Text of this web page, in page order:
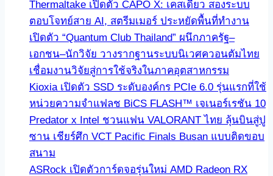
Thermaltake เปิดตัว CAPO X: เคสเดียว สองระบบ
ตอบโจทย์สาย AI, สตรีมเมอร์ ประหยัดพื้นที่ทำงาน
เปิดตัว “Quantum Club Thailand” ผนึกภาครัฐ–
เอกชน–นักวิจัย วางรากฐานระบบนิเวศควอนตัมไทย
เชื่อมงานวิจัยสู่การใช้จริงในภาคอุตสาหกรรม
Kioxia เปิดตัว SSD ระดับองค์กร PCIe 6.0 รุ่นแรกที่ใช้
หน่วยความจำแฟลช BiCS FLASH™ เจเนอร์เรชัน 10
Predator x Intel ชวนแฟน VALORANT ไทย ลุ้นบินสู่ปู
ซาน เชียร์ศึก VCT Pacific Finals Busan แบบติดขอบ
สนาม
ASRock เปิดตัวการ์ดจอรุ่นใหม่ AMD Radeon RX